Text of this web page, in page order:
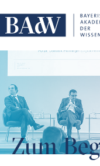
Zum